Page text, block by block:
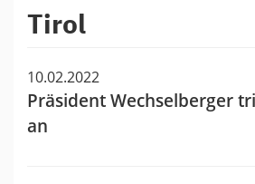
Tirol
10.02.2022
Präsident Wechselberger
an